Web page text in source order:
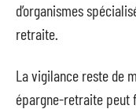
d’organismes
retraite.
La vigilance reste de
épargne-retraite